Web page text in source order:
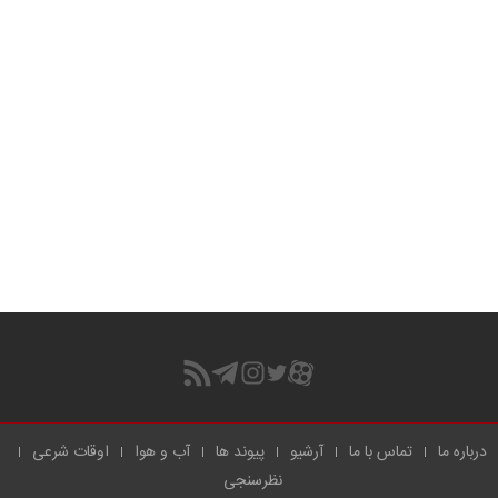
درباره ما تماس با ما آرشیو پیوند ها آب و هوا
اوقات شرعی
نظرسنجی